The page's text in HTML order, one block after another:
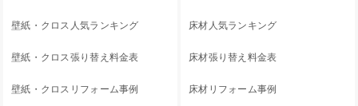
壁紙・クロス人気ランキング
壁紙・クロス張り替え料金表
壁紙・クロスリフォーム事例
床材人気ランキング
床材張り替え料金表
床材リフォーム事例